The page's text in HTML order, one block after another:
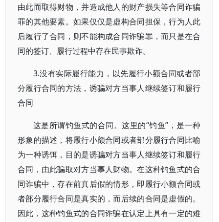
由此而取得财物，并造成他人的财产损失等合同诈骗
罪的其他要素。如果仅仅是虚构合同担保，行为人此
后履行了合同，则不能构成合同诈骗罪，而只是在合
同的签订、履行过程中存在民事欺诈。
3.没有实际履行能力，以先履行小额合同或者部
分履行合同的方法，诱骗对方当事人继续签订和履行
合同
这是所谓钓鱼式的合同。这里的“钓鱼”，是一种
形象的描述，将履行小额合同或者部分履行合同比喻
为一种诱饵，目的是诱骗对方当事人继续签订和履行
合同，由此骗取对方当事人财物。在这种钓鱼式的合
同诈骗中，存在前真后假的情形，即履行小额合同或
者部分履行合同是真实的，而后续的合同是虚假的。
因此，这种钓鱼式的合同诈骗在认定上具有一定的难